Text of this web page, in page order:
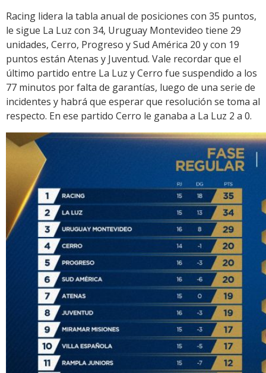
Racing lidera la tabla anual de posiciones con 35 puntos,
le sigue La Luz con 34, Uruguay Montevideo tiene 29
unidades, Cerro, Progreso y Sud América 20 y con 19
puntos están Atenas y Juventud. Vale recordar que el
último partido entre La Luz y Cerro fue suspendido a los
77 minutos por falta de garantías, luego de una serie de
incidentes y habrá que esperar que resolución se toma al
respecto. En ese partido Cerro le ganaba a La Luz 2 a 0.